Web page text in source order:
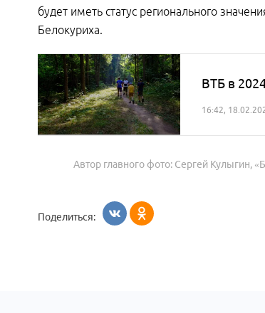
будет иметь статус регионального
Белокуриха.
ВТБ в
16:42,
Автор главного фото: Сергей Кулыгин,
Поделиться: